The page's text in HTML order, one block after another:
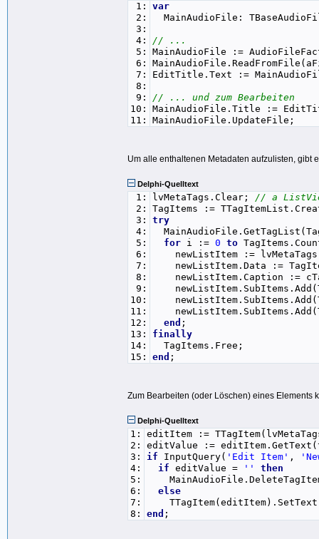
1:
2:
3:
4:
5:
6:
7:
8:
9:
10:
11:
var
MainAudioFile:
// ...
MainAudioFile :=
EditTitle.Text :=
// ... und zum Bearbeiten
MainAudioFile.Title :=
MainAudioFile.UpdateFile;
Um alle enthaltenen Metadaten aufzulisten, gibt
Delphi-Quelltext
1:
2:
3:
4:
5:
6:
7:
8:
9:
10:
11:
12:
13:
14:
15:
lvMetaTags.Clear; // a
TagItems :=
try
for i := 0 to
newListItem :=
newListItem.Data :=
newListItem.Caption :=
end ;
finally
TagItems.Free;
end ;
Zum Bearbeiten (oder Löschen) eines Elements
Delphi-Quelltext
1:
2:
3:
4:
5:
6:
7:
8:
editItem :=
editValue :=
if InputQuery( 'Edit Item' ,
if editValue = ''
then
else
end ;